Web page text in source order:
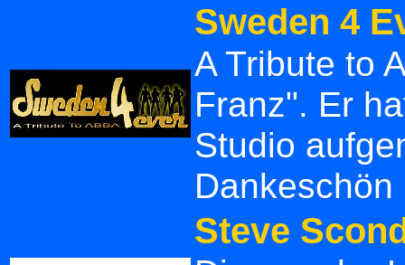
Sweden 4
A Tribute to
Franz". Er
Studio
Steve